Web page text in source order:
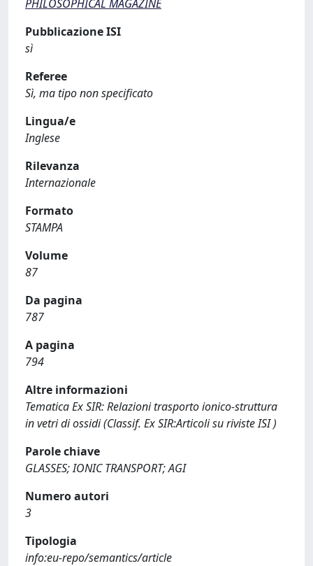
PHILOSOPHICAL MAGAZINE
Pubblicazione ISI
sì
Referee
Sì, ma tipo non specificato
Lingua/e
Inglese
Rilevanza
Internazionale
Formato
STAMPA
Volume
87
Da pagina
787
A pagina
794
Altre informazioni
Tematica Ex SIR: Relazioni trasporto ionico-struttura
in vetri di ossidi (Classif. Ex SIR:Articoli su riviste ISI )
Parole chiave
GLASSES; IONIC TRANSPORT; AGI
Numero autori
3
Tipologia
info:eu-repo/semantics/article